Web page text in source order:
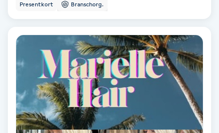
Funktionsanalys
Färgning
Presentkort Branschorg.